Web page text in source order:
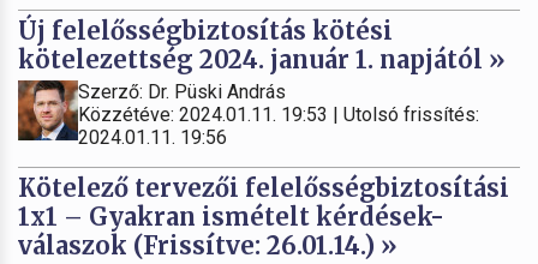
Új felelősségbiztosítás kötési
kötelezettség 2024. január 1. napjától »
Szerző: Dr. Püski András
Közzétéve: 2024.01.11. 19:53 | Utolsó frissítés:
2024.01.11. 19:56
Kötelező tervezői felelősségbiztosítási
1x1 – Gyakran ismételt kérdések-
válaszok (Frissítve: 26.01.14.) »